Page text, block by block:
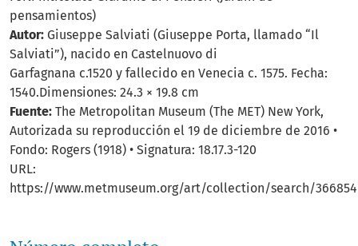
pensamientos)
Autor: Giuseppe Salviati (Giuseppe Porta, llamado “Il
Salviati”), nacido en Castelnuovo di
Garfagnana c.1520 y fallecido en Venecia c. 1575. Fecha:
1540.Dimensiones: 24.3 × 19.8 cm
Fuente: The Metropolitan Museum (The MET) New York,
Autorizada su reproducción el 19 de diciembre de 2016 •
Fondo: Rogers (1918) • Signatura: 18.17.3-120
URL:
https://www.metmuseum.org/art/collection/search/366854